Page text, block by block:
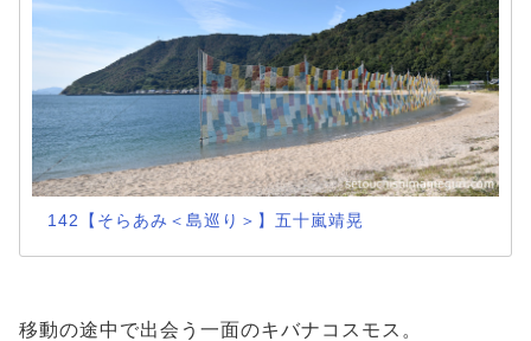
142【そらあみ＜島巡り＞】五十嵐靖晃
移動の途中で出会う一面のキバナコスモス。